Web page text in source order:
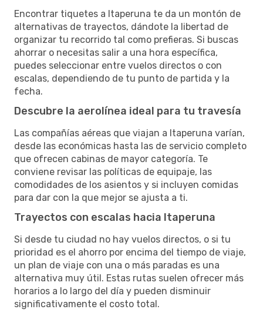
Encontrar tiquetes a Itaperuna te da un montón de
alternativas de trayectos, dándote la libertad de
organizar tu recorrido tal como prefieras. Si buscas
ahorrar o necesitas salir a una hora específica,
puedes seleccionar entre vuelos directos o con
escalas, dependiendo de tu punto de partida y la
fecha.
Descubre la aerolínea ideal para tu travesía
Las compañías aéreas que viajan a Itaperuna varían,
desde las económicas hasta las de servicio completo
que ofrecen cabinas de mayor categoría. Te
conviene revisar las políticas de equipaje, las
comodidades de los asientos y si incluyen comidas
para dar con la que mejor se ajusta a ti.
Trayectos con escalas hacia Itaperuna
Si desde tu ciudad no hay vuelos directos, o si tu
prioridad es el ahorro por encima del tiempo de viaje,
un plan de viaje con una o más paradas es una
alternativa muy útil. Estas rutas suelen ofrecer más
horarios a lo largo del día y pueden disminuir
significativamente el costo total.